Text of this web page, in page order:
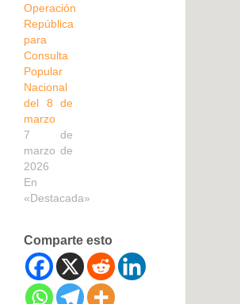
Operación
República
para
Consulta
Popular
Nacional
del 8 de
marzo
7 de
marzo de
2026
En
«Destacada»
Comparte esto